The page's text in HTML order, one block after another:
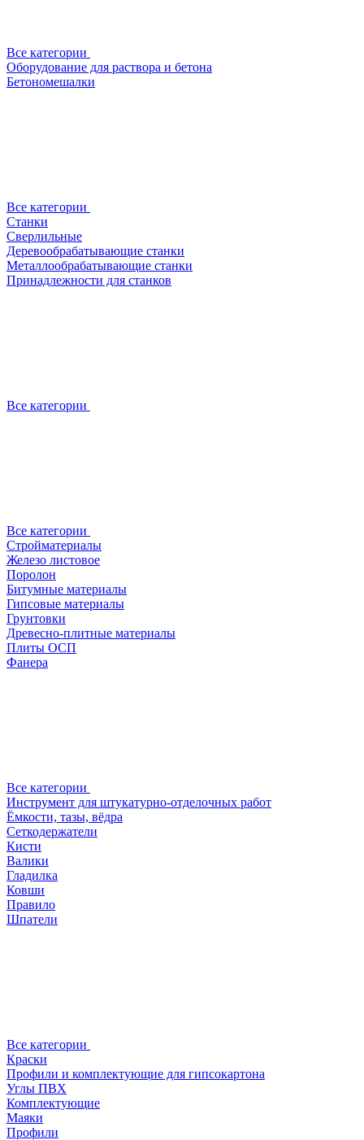
Все категории
Оборудование для раствора и бетона
Бетономешалки
Все категории
Станки
Сверлильные
Деревообрабатывающие станки
Металлообрабатывающие станки
Принадлежности для станков
Все категории
Все категории
Стройматериалы
Железо листовое
Поролон
Битумные материалы
Гипсовые материалы
Грунтовки
Древесно-плитные материалы
Плиты ОСП
Фанера
Все категории
Инструмент для штукатурно-отделочных работ
Ёмкости, тазы, вёдра
Сеткодержатели
Кисти
Валики
Гладилка
Ковши
Правило
Шпатели
Все категории
Краски
Профили и комплектующие для гипсокартона
Углы ПВХ
Комплектующие
Маяки
Профили